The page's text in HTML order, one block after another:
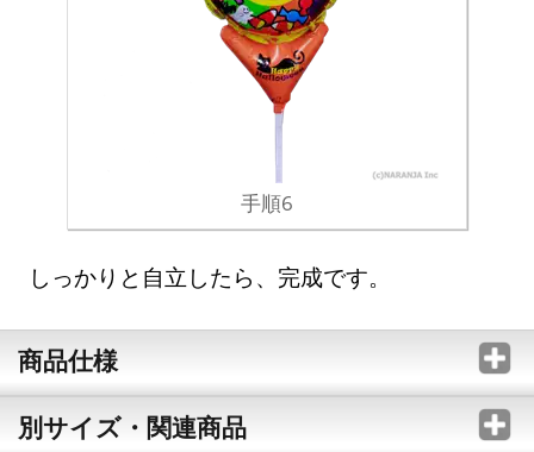
手順6
しっかりと自立したら、完成です。
商品仕様
別サイズ・関連商品